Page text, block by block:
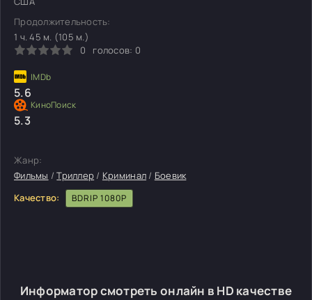
Продолжительность:
1 ч. 45 м. (105 м.)
0
голосов: 0
5.6
5.3
Жанр:
Фильмы /Триллер / Криминал / Боевик
Качество:
BDRIP 1080P
Информатор смотреть онлайн в HD качестве